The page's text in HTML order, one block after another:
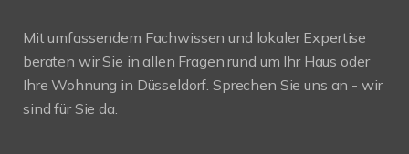
Mit umfassendem Fachwissen und lokaler Expertise
beraten wir Sie in allen Fragen rund um Ihr Haus oder
Ihre Wohnung in Düsseldorf. Sprechen Sie uns an - wir
sind für Sie da.